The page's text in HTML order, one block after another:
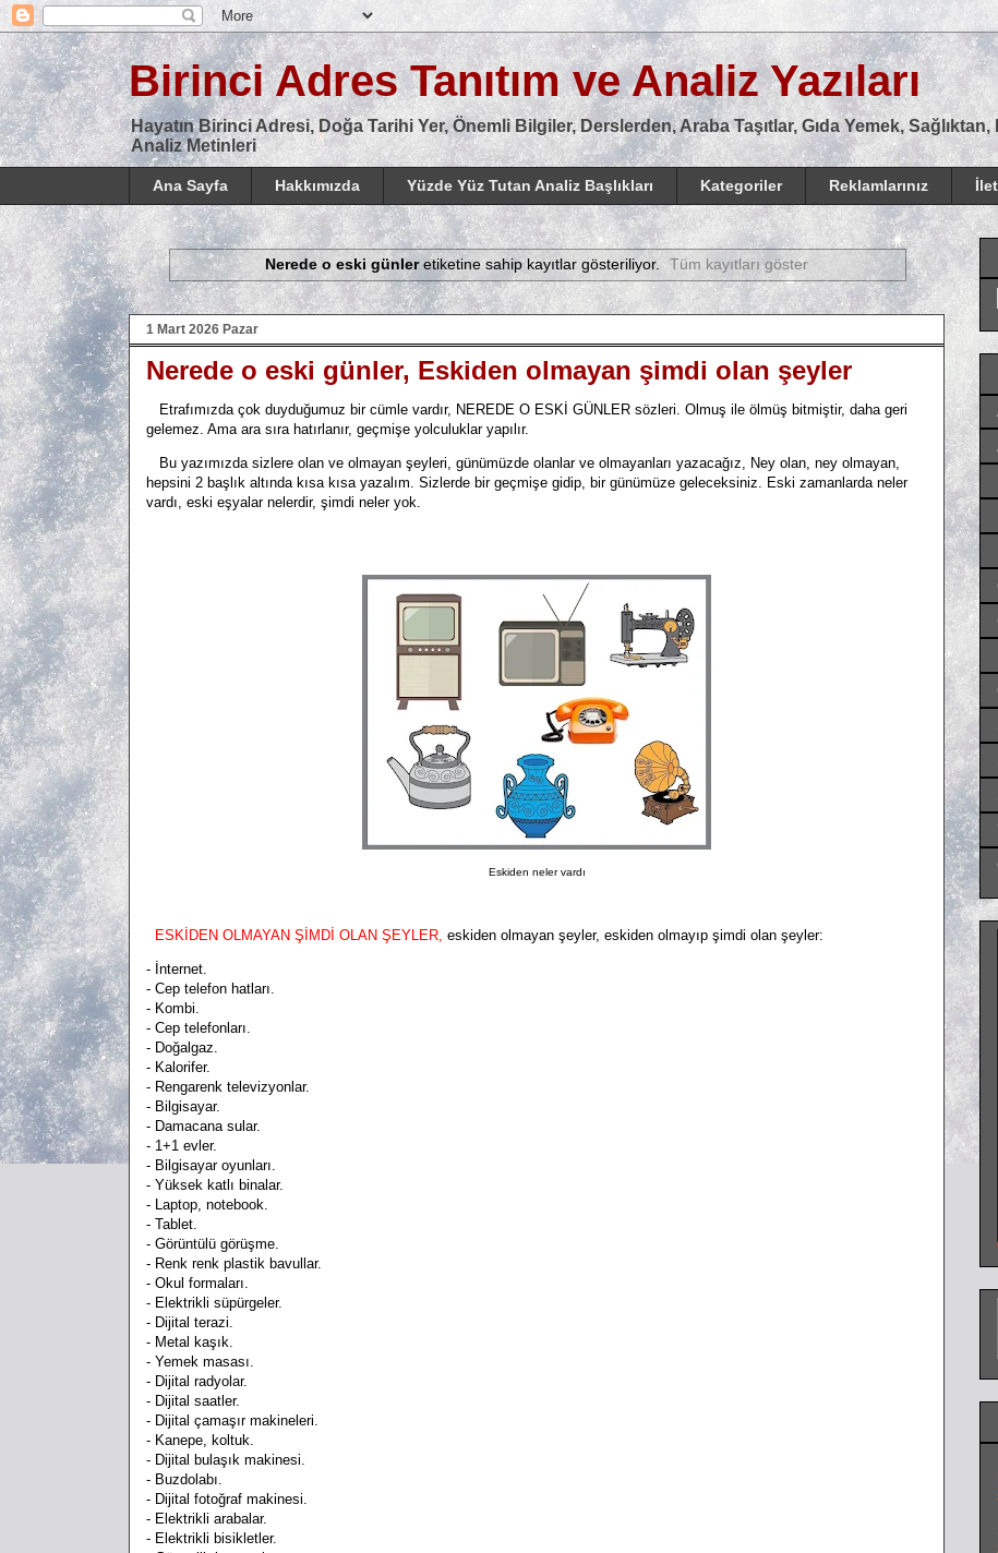
Birinci Adres Tanıtım ve Analiz Yazıları
Hayatın Birinci Adresi, Doğa Tarihi Yer, Önemli Bilgiler, Derslerden, Araba Taşıtlar, Gıda Yemek,
Analiz Metinleri
Ana Sayfa Hakkımızda Yüzde Yüz Tutan Analiz Başlıkları Kategoriler Reklamlarınız
Nerede o eski günleretiketine sahip kayıtlar gösteriliyor. Tüm kayıtları göster
1 Mart 2026 Pazar
Nerede o eski günler, Eskiden olmayan şimdi olan şeyler
Etrafımızda çok duyduğumuz bir cümle vardır, NEREDE O ESKİ GÜNLER sözleri. Olmuş ile ölmüş bitmiştir, daha geri
gelemez. Ama ara sıra hatırlanır, geçmişe yolculuklar yapılır.
Bu yazımızda sizlere olan ve olmayan şeyleri, günümüzde olanlar ve olmayanları yazacağız, Ney olan, ney olmayan,
hepsini 2 başlık altında kısa kısa yazalım. Sizlerde bir geçmişe gidip, bir günümüze geleceksiniz. Eski zamanlarda neler
vardı, eski eşyalar nelerdir, şimdi neler yok.
Eskiden neler vardı
ESKİDEN OLMAYAN ŞİMDİ OLAN ŞEYLER, eskiden olmayan şeyler, eskiden olmayıp şimdi olan şeyler:
- İnternet.
- Cep telefon hatları.
- Kombi.
- Cep telefonları.
- Doğalgaz.
- Kalorifer.
- Rengarenk televizyonlar.
- Bilgisayar.
- Damacana sular.
- 1+1 evler.
- Bilgisayar oyunları.
- Yüksek katlı binalar.
- Laptop, notebook.
- Tablet.
- Görüntülü görüşme.
- Renk renk plastik bavullar.
- Okul formaları.
- Elektrikli süpürgeler.
- Dijital terazi.
- Metal kaşık.
- Yemek masası.
- Dijital radyolar.
- Dijital saatler.
- Dijital çamaşır makineleri.
- Kanepe, koltuk.
- Dijital bulaşık makinesi.
- Buzdolabı.
- Dijital fotoğraf makinesi.
- Elektrikli arabalar.
- Elektrikli bisikletler.